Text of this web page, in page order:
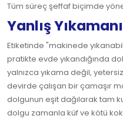
Tüm süreç şeffaf biçimde
Yanlış
Etiketinde "makinede
pratikte evde yıkandığında
yalnızca yıkama değil,
devirde çalışan bir çamaşır
dolgunun eşit dağılarak tam
dolgu zamanla küf ve kötü